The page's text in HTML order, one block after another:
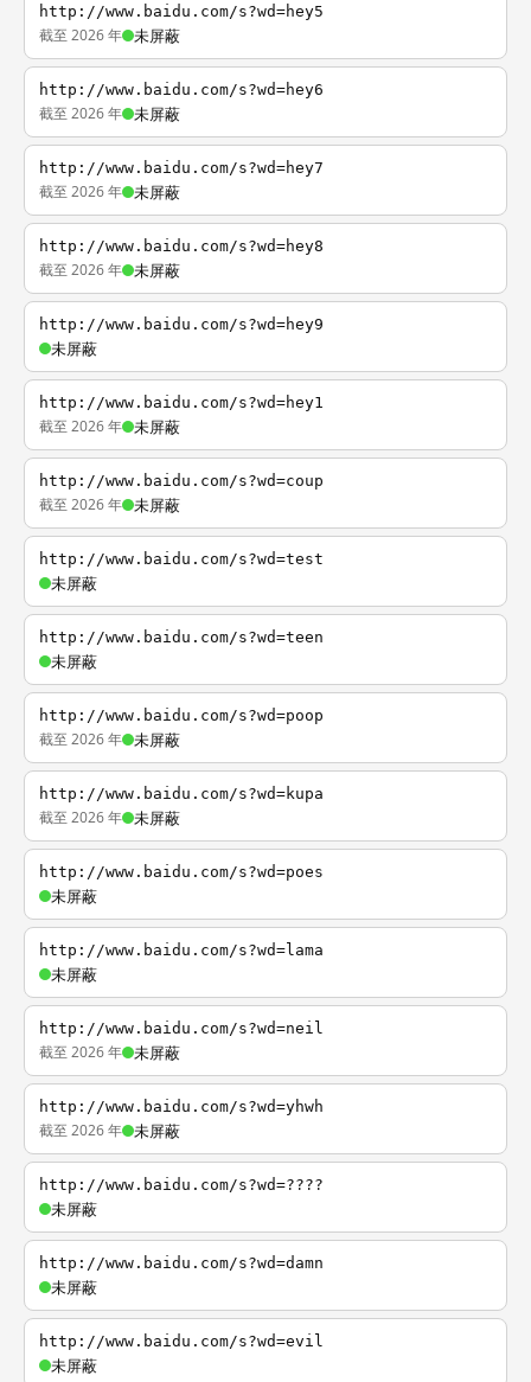
http://www.baidu.com/s?wd=hey5
截至 2026 年 未屏蔽
http://www.baidu.com/s?wd=hey6
截至 2026 年 未屏蔽
http://www.baidu.com/s?wd=hey7
截至 2026 年 未屏蔽
http://www.baidu.com/s?wd=hey8
截至 2026 年 未屏蔽
http://www.baidu.com/s?wd=hey9
未屏蔽
http://www.baidu.com/s?wd=hey1
截至 2026 年 未屏蔽
http://www.baidu.com/s?wd=coup
截至 2026 年 未屏蔽
http://www.baidu.com/s?wd=test
未屏蔽
http://www.baidu.com/s?wd=teen
未屏蔽
http://www.baidu.com/s?wd=poop
截至 2026 年 未屏蔽
http://www.baidu.com/s?wd=kupa
截至 2026 年 未屏蔽
http://www.baidu.com/s?wd=poes
未屏蔽
http://www.baidu.com/s?wd=lama
未屏蔽
http://www.baidu.com/s?wd=neil
截至 2026 年 未屏蔽
http://www.baidu.com/s?wd=yhwh
截至 2026 年 未屏蔽
http://www.baidu.com/s?wd=????
未屏蔽
http://www.baidu.com/s?wd=damn
未屏蔽
http://www.baidu.com/s?wd=evil
未屏蔽